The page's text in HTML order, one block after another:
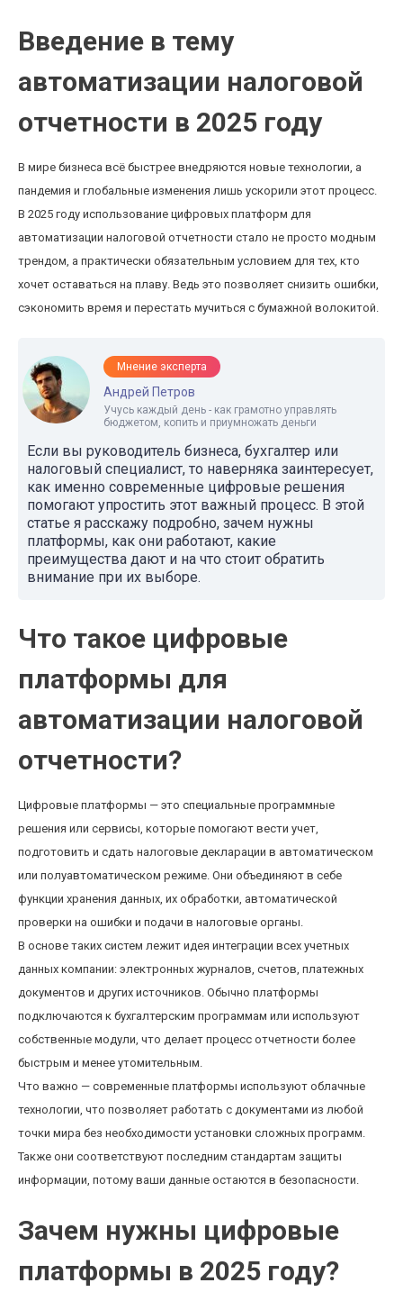
Введение в тему
автоматизации налоговой
отчетности в 2025 году
В мире бизнеса всё быстрее внедряются новые технологии, а
пандемия и глобальные изменения лишь ускорили этот процесс.
В 2025 году использование цифровых платформ для
автоматизации налоговой отчетности стало не просто модным
трендом, а практически обязательным условием для тех, кто
хочет оставаться на плаву. Ведь это позволяет снизить ошибки,
сэкономить время и перестать мучиться с бумажной волокитой.
Мнение эксперта
Андрей Петров
Учусь каждый день - как грамотно управлять
бюджетом, копить и приумножать деньги
Если вы руководитель бизнеса, бухгалтер или
налоговый специалист, то наверняка заинтересует,
как именно современные цифровые решения
помогают упростить этот важный процесс. В этой
статье я расскажу подробно, зачем нужны
платформы, как они работают, какие
преимущества дают и на что стоит обратить
внимание при их выборе.
Что такое цифровые
платформы для
автоматизации налоговой
отчетности?
Цифровые платформы — это специальные программные
решения или сервисы, которые помогают вести учет,
подготовить и сдать налоговые декларации в автоматическом
или полуавтоматическом режиме. Они объединяют в себе
функции хранения данных, их обработки, автоматической
проверки на ошибки и подачи в налоговые органы.
В основе таких систем лежит идея интеграции всех учетных
данных компании: электронных журналов, счетов, платежных
документов и других источников. Обычно платформы
подключаются к бухгалтерским программам или используют
собственные модули, что делает процесс отчетности более
быстрым и менее утомительным.
Что важно — современные платформы используют облачные
технологии, что позволяет работать с документами из любой
точки мира без необходимости установки сложных программ.
Также они соответствуют последним стандартам защиты
информации, потому ваши данные остаются в безопасности.
Зачем нужны цифровые
платформы в 2025 году?